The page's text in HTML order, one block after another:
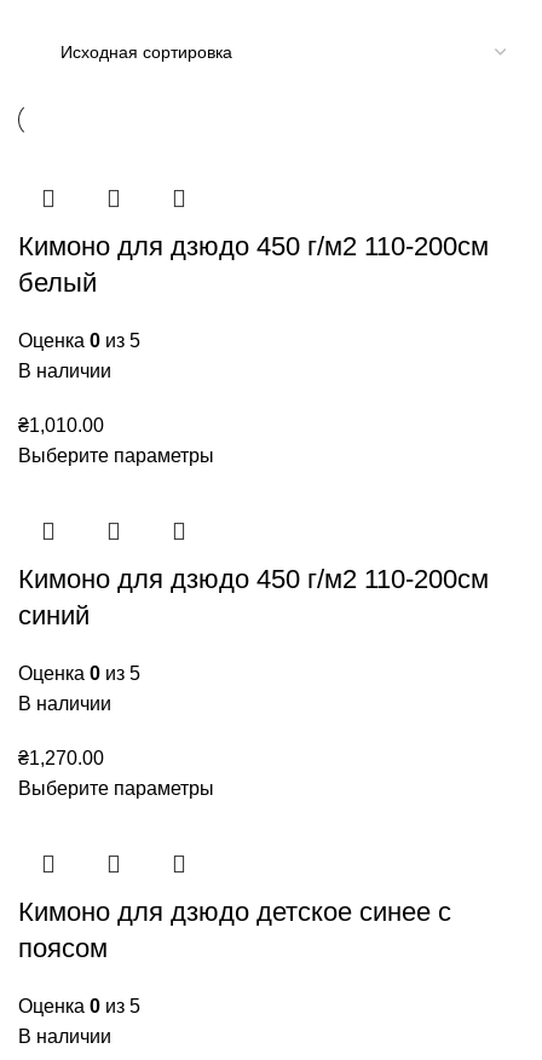
Кимоно для дзюдо 450 г/м2 110-200см
белый
Оценка 0 из 5
В наличии
₴1,010.00
Выберите параметры
Кимоно для дзюдо 450 г/м2 110-200см
синий
Оценка 0 из 5
В наличии
₴1,270.00
Выберите параметры
Кимоно для дзюдо детское синее с
поясом
Оценка 0 из 5
В наличии